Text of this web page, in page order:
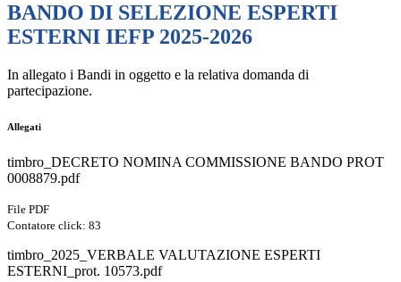
BANDO DI SELEZIONE ESPERTI
ESTERNI IEFP 2025-2026
In allegato i Bandi in oggetto e la relativa domanda di
partecipazione.
Allegati
timbro_DECRETO NOMINA COMMISSIONE BANDO PROT
0008879.pdf
File PDF
Contatore click: 83
timbro_2025_VERBALE VALUTAZIONE ESPERTI
ESTERNI_prot. 10573.pdf